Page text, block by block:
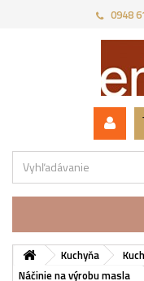
0948
Kuchyňa
Náčinie na výrobu masla